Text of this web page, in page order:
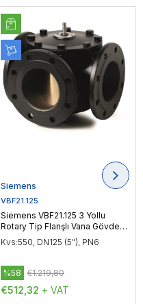
Siemens
VBF21.125
Siemens VBF21.125 3 Yollu
Rotary Tip Flanşlı Vana Gövdesi
DN125 (5"), PN6
Kvs:550, DN125 (5"), PN6
€512,32 + VAT
%58 €1.219,80